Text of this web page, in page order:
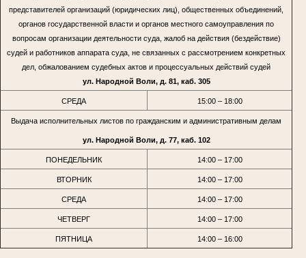
представителей организаций (юридических лиц), общественных объединений,
органов государственной власти и органов местного самоуправления по
вопросам организации деятельности суда, жалоб на действия (бездействие)
судей и работников аппарата суда, не связанных с рассмотрением конкретных
дел, обжалованием судебных актов и процессуальных действий судей
ул. Народной Воли, д. 81, каб. 305
СРЕДА 15:00 – 18:00
Выдача исполнительных листов по гражданским и административным делам
ул. Народной Воли, д. 77, каб. 102
ПОНЕДЕЛЬНИК 14:00 – 17:00
ВТОРНИК 14:00 – 17:00
СРЕДА 14:00 – 17:00
ЧЕТВЕРГ 14:00 – 17:00
ПЯТНИЦА 14:00 – 16:00